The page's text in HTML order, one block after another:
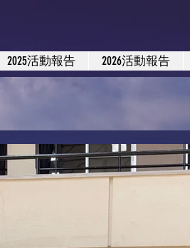
2025活動報告 2026活動報告